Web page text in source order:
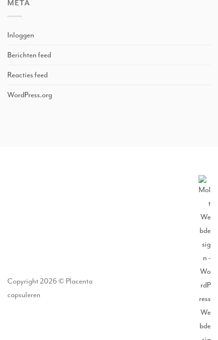
META
Inloggen
Berichten feed
Reacties feed
WordPress.org
Copyright 2026 © Placenta
capsuleren